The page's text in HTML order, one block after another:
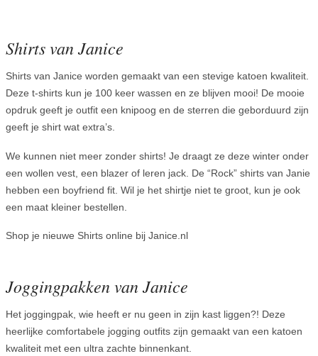
Shirts van Janice
Shirts van Janice worden gemaakt van een stevige katoen kwaliteit.
Deze t-shirts kun je 100 keer wassen en ze blijven mooi! De mooie
opdruk geeft je outfit een knipoog en de sterren die geborduurd zijn
geeft je shirt wat extra’s.
We kunnen niet meer zonder shirts! Je draagt ze deze winter onder
een wollen vest, een blazer of leren jack. De “Rock” shirts van Janie
hebben een boyfriend fit. Wil je het shirtje niet te groot, kun je ook
een maat kleiner bestellen.
Shop je nieuwe Shirts online bij Janice.nl
Joggingpakken van Janice
Het joggingpak, wie heeft er nu geen in zijn kast liggen?! Deze
heerlijke comfortabele jogging outfits zijn gemaakt van een katoen
kwaliteit met een ultra zachte binnenkant.